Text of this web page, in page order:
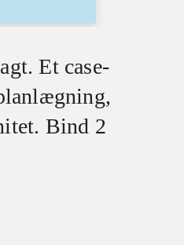
Et case-
Bind 2